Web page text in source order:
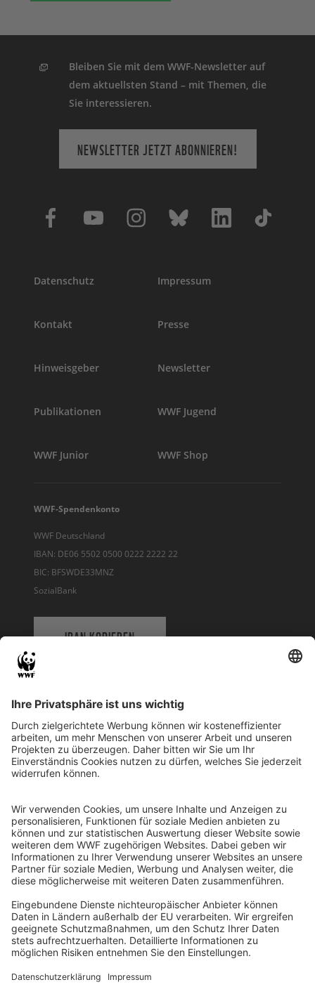
Bleiben Sie mit dem WWF-Newsletter auf
dem aktuellsten Stand – mit Themen, die
Sie interessieren.
NEWSLETTER JETZT ABONNIEREN!
Datenschutz Impressum
Kontakt Presse
Hinweisgeber Newsletter
Publikationen WWF Jugend
WWF Junior WWF Shop
WWF-Spendenkonto
WWF Deutschland
IBAN: DE06 5502 0500 0222 2222 22
BIC: BFSWDE33MNZ
SozialBank
IBAN KOPIEREN
WWF Deutschland
Reinhardtstr. 18
10117 Berlin
Ihre Spende kann steuerlich geltend gemacht werden
Registriert als Stiftung WWF Deutschland, Senatsverwaltung für
Justiz Berlin, Az: 3416/976/2
Umsatzsteuer-Identifikationsnummer: DE 114236103
Freistellungsbescheid: Als gemeinnützige Körperschaft befreit
von der Körperschaftssteuer gem. §5 I 9 KStg. unter der
Steuernummer 27/641/09321